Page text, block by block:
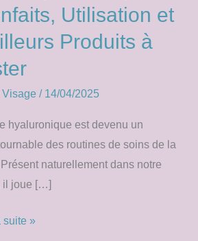
Utilisation et
Produits à
Visage / 14/04/2025
hyaluronique est devenu un
des routines de soins de la
naturellement dans notre
il joue […]
suite »